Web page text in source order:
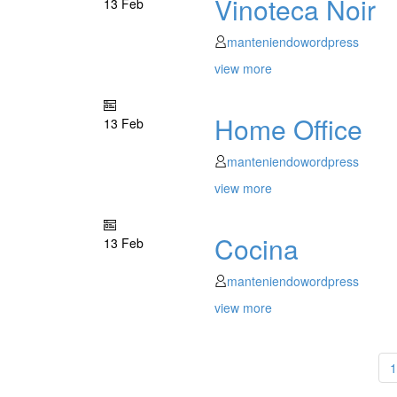
13 Feb Vinoteca Noir
manteniendowordpress
view more
13 Feb Home Office
manteniendowordpress
view more
13 Feb Cocina
manteniendowordpress
view more
1